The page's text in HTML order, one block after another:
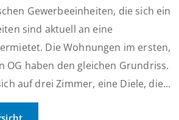
Gewerbeeinheiten, die sich ein
sind aktuell an eine
Die Wohnungen im ersten,
OG haben den gleichen Grundriss.
auf drei Zimmer, eine Diele, die...